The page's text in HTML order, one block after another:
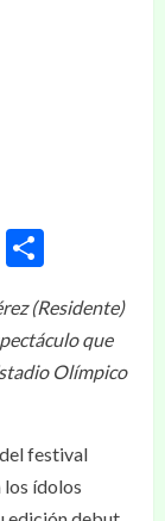
Email
(Residente)
que
Olímpico
festival
los ídolos